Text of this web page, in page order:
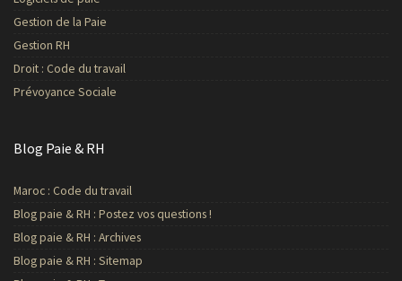
Gestion de la Paie
Gestion RH
Droit : Code du travail
Prévoyance Sociale
Blog Paie & RH
Maroc : Code du travail
Blog paie & RH : Postez vos questions !
Blog paie & RH : Archives
Blog paie & RH : Sitemap